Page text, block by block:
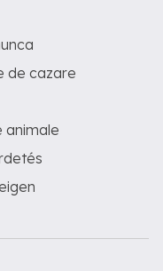
de cazare
animale